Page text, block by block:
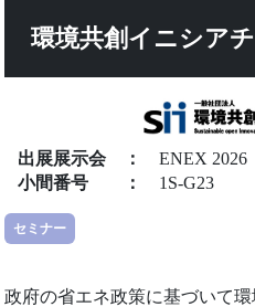
環境共創イニシア
出展展示会 ： ENEX 2026
小間番号
： 1S-G23
セミナー
政府の省エネ政策に基づいて